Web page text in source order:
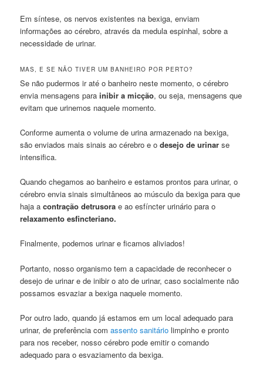
Em síntese, os nervos existentes na bexiga, enviam
informações ao cérebro, através da medula espinhal, sobre a
necessidade de urinar.
MAS, E SE NÃO TIVER UM BANHEIRO POR PERTO?
Se não pudermos ir até o banheiro neste momento, o cérebro
envia mensagens parainibir a micção, ou seja, mensagens que
evitam que urinemos naquele momento.
Conforme aumenta o volume de urina armazenado na bexiga,
são enviados mais sinais ao cérebro e odesejo de urinar se
intensifica.
Quando chegamos ao banheiro e estamos prontos para urinar, o
cérebro envia sinais simultâneos ao músculo da bexiga para que
haja acontração detrusorae ao esfíncter urinário para o
relaxamento esfincteriano.
Finalmente, podemos urinar e ficamos aliviados!
Portanto, nosso organismo tem a capacidade de reconhecer o
desejo de urinar e de inibir o ato de urinar, caso socialmente não
possamos esvaziar a bexiga naquele momento.
Por outro lado, quando já estamos em um local adequado para
urinar, de preferência comassento sanitário limpinho e pronto
para nos receber, nosso cérebro pode emitir o comando
adequado para o esvaziamento da bexiga.